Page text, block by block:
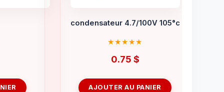
condensateur 4.7/100V 105°c
0.75 $
AJOUTER AU PANIER